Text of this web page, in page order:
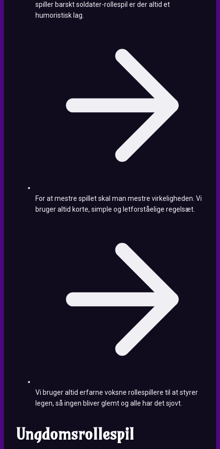
spiller barskt soldater-rollespil er der altid et
humoristisk lag.
For at mestre spillet skal man mestre virkeligheden. Vi
bruger altid korte, simple og letforståelige regelsæt.
Vi bruger altid erfarne voksne rollespillere til at styrer
legen, så ingen bliver glemt og alle har det sjovt.
Ungdomsrollespil